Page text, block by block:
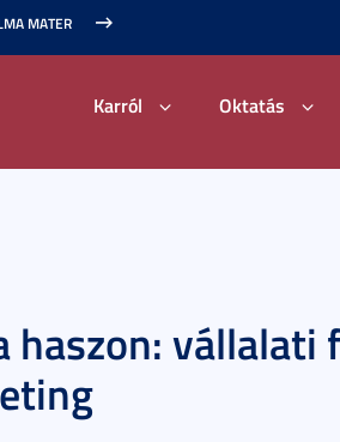
MATER
Karról Oktatás
haszon: vállalati